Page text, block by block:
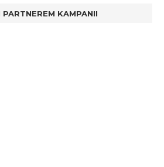
PARTNEREM KAMPANII